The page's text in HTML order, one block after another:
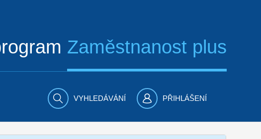
Zaměstnanost plus
VYHLEDÁVÁNÍ PŘIHLÁŠENÍ